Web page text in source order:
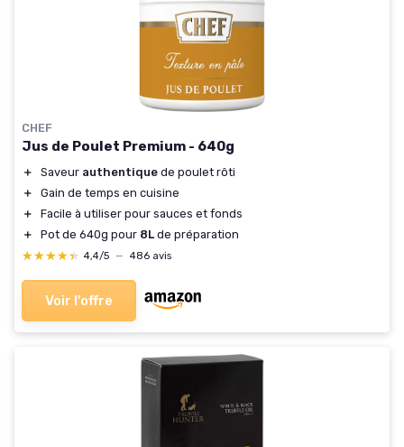
CHEF
Jus de Poulet Premium - 640g
＋ Saveur authentique de poulet rôti
＋
Gain de temps en cuisine
＋
Facile à utiliser pour sauces et fonds
＋
Pot de 640g pour 8L de préparation
★★★★★
★★★★★ 4,4/5 — 486 avis
Voir l'offre